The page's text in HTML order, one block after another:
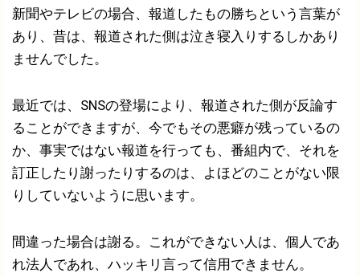
新聞やテレビの場合、報道したもの勝ちという言葉が
あり、昔は、報道された側は泣き寝入りするしかあり
ませんでした。
最近では、SNSの登場により、報道された側が反論す
ることができますが、今でもその悪癖が残っているの
か、事実ではない報道を行っても、番組内で、それを
訂正したり謝ったりするのは、よほどのことがない限
りしていないように思います。
間違った場合は謝る。これができない人は、個人であ
れ法人であれ、ハッキリ言って信用できません。